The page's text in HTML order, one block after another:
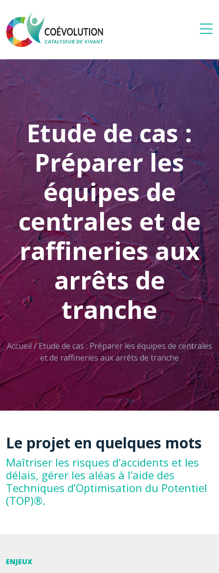
Etude de cas :
Préparer les
équipes de
centrales et de
raffineries aux
arrêts de
tranche
Accueil /Etude de cas : Préparer les équipes de centrales
et de raffineries aux arrêts de tranche
Le projet en quelques mots
Maîtriser les risques d’accidents et les
délais, gérer les aléas à l’aide des
Techniques d’Optimisation du Potentiel
(TOP)®.
ENJEUX